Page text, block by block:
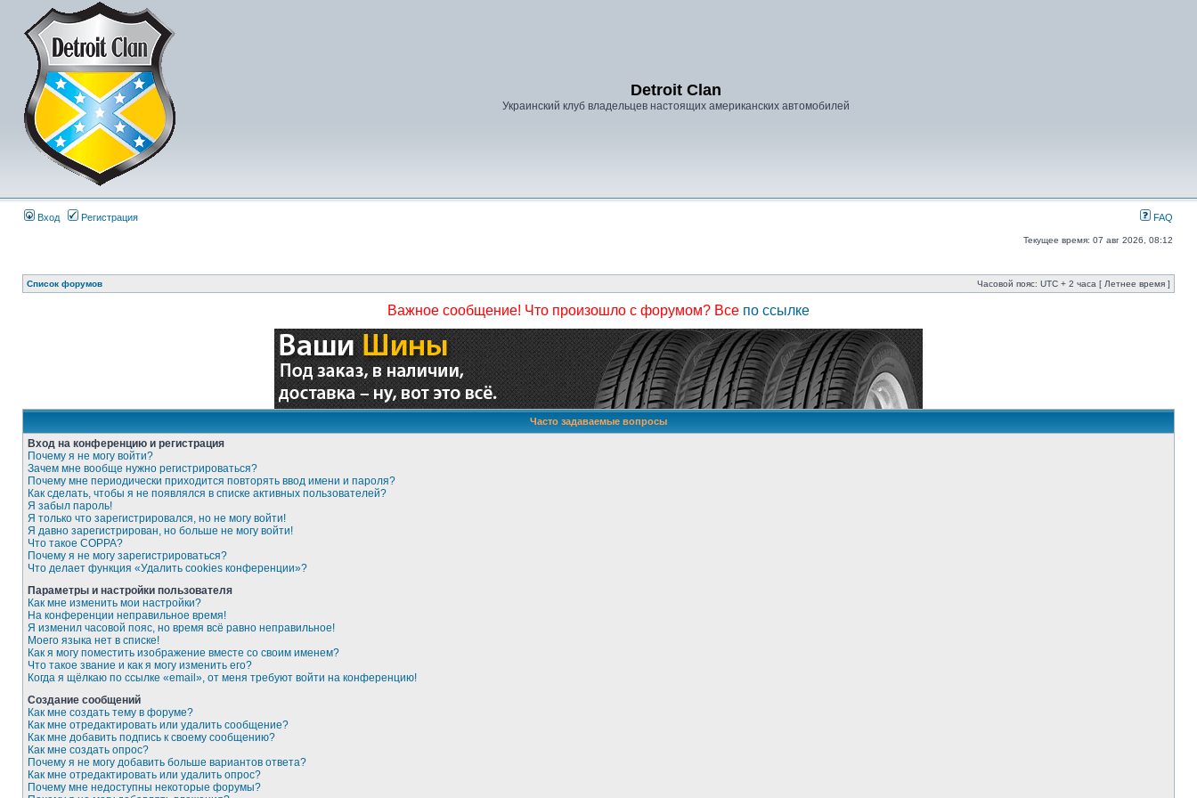
Detroit Clan
Украинский клуб владельцев настоящих американских автомобилей
Вход Регистрация FAQ
Текущее время: 07 авг 2026, 08:12
Список форумов Часовой пояс: UTC + 2 часа [ Летнее время ]
Важное сообщение! Что произошло с форумом? Все по ссылке
Часто задаваемые вопросы
Вход на конференцию и регистрация
Почему я не могу войти?
Зачем мне вообще нужно регистрироваться?
Почему мне периодически приходится повторять ввод имени и пароля?
Как сделать, чтобы я не появлялся в списке активных пользователей?
Я забыл пароль!
Я только что зарегистрировался, но не могу войти!
Я давно зарегистрирован, но больше не могу войти!
Что такое COPPA?
Почему я не могу зарегистрироваться?
Что делает функция «Удалить cookies конференции»?
Параметры и настройки пользователя
Как мне изменить мои настройки?
На конференции неправильное время!
Я изменил часовой пояс, но время всё равно неправильное!
Моего языка нет в списке!
Как я могу поместить изображение вместе со своим именем?
Что такое звание и как я могу изменить его?
Когда я щёлкаю по ссылке «email», от меня требуют войти на конференцию!
Создание сообщений
Как мне создать тему в форуме?
Как мне отредактировать или удалить сообщение?
Как мне добавить подпись к своему сообщению?
Как мне создать опрос?
Почему я не могу добавить больше вариантов ответа?
Как мне отредактировать или удалить опрос?
Почему мне недоступны некоторые форумы?